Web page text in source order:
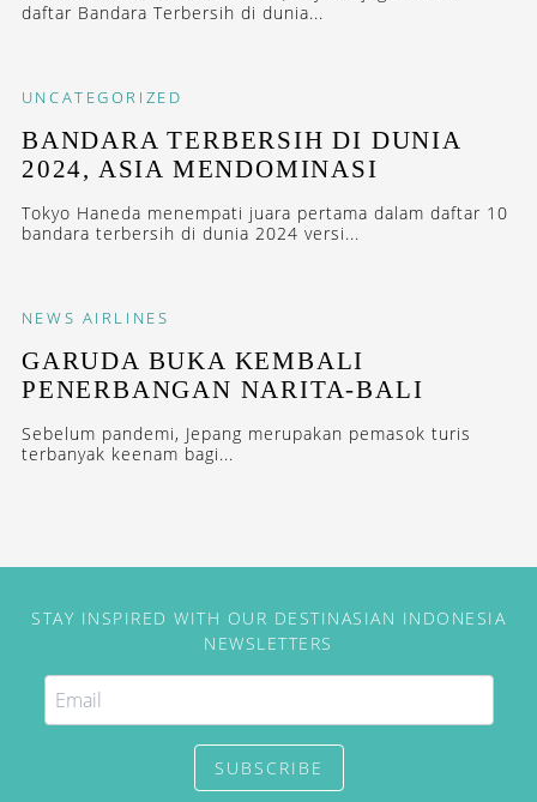
daftar Bandara Terbersih di dunia...
UNCATEGORIZED
BANDARA TERBERSIH DI DUNIA
2024, ASIA MENDOMINASI
Tokyo Haneda menempati juara pertama dalam daftar 10
bandara terbersih di dunia 2024 versi...
NEWS AIRLINES
GARUDA BUKA KEMBALI
PENERBANGAN NARITA-BALI
Sebelum pandemi, Jepang merupakan pemasok turis
terbanyak keenam bagi...
STAY INSPIRED WITH OUR DESTINASIAN INDONESIA
NEWSLETTERS
SUBSCRIBE